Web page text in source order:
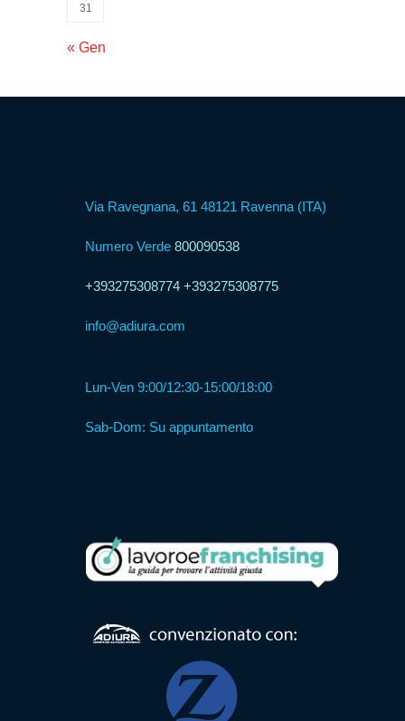
31
« Gen
Via Ravegnana, 61 48121 Ravenna (ITA)
Numero Verde 800090538
+393275308774 +393275308775
info@adiura.com
Lun-Ven 9:00/12:30-15:00/18:00
Sab-Dom: Su appuntamento